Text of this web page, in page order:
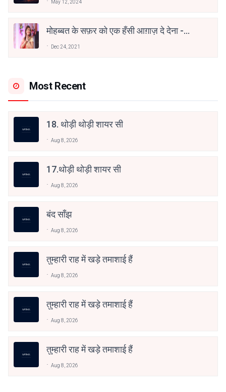
May 12, 2024
मोहब्बत के सफ़र को एक हँसी आग़ाज़ दे देना -
Dec 24, 2021
Most Recent
18. थोड़ी थोड़ी शायर सी
Aug 8, 2026
17.थोड़ी थोड़ी शायर सी
Aug 8, 2026
बंद साँझ
Aug 8, 2026
तुम्हारी राह में खड़े तमाशाई हैं
Aug 8, 2026
तुम्हारी राह में खड़े तमाशाई हैं
Aug 8, 2026
तुम्हारी राह में खड़े तमाशाई हैं
Aug 8, 2026